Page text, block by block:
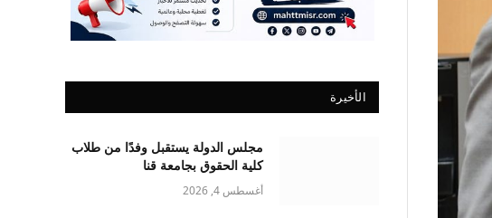
الأخيرة
مجلس الدولة يستقبل وفدًا من طلاب
كلية الحقوق بجامعة قنا
أغسطس 4, 2026